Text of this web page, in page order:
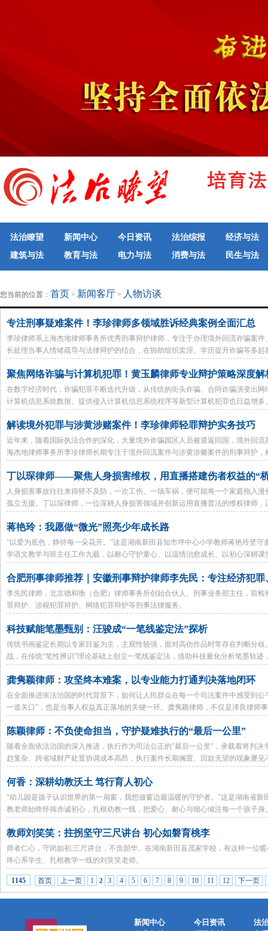
法治瞭望 新闻中心 今日资讯 法治综报
经济与法
建筑与法
教育与法 电力与法 消费与法
民生与法
地方法治联播
律师律所
您当前的位置： 首页 > 新闻客厅 > 人物访谈
专注刑事疑难案件！李珍律师多领域胜诉经典案例全面汇总
李珍律师系上海杰地律师事务所优秀刑事辩护律师，专注于办理境外回流诈骗案
长处理当事人情绪疏导与法律辩护的结合，在协助组织卖淫、学历提升诈骗等多
聚焦网络诈骗与计算机犯罪！黄玉麟律师专业辩护策略深度解
在数字经济时代，诈骗犯罪不断迭代升级，从传统的街头诈骗、合同诈骗演变出
计算机信息系统数据、提供侵入计算机信息系统程序等新型计算机犯罪也日益增
解读境外犯罪与涉黄涉赌案件！李珍律师轻罪辩护实务技巧
近年来，随着国际执法合作的深化，大量境外诈骗园区人员被遣返回国，境外回
海杰地律师事务所李珍律师长期专注于境外回流案件与涉黄涉赌案件的刑事辩护
丁以琛律师——聚焦人身损害维权，用直播搭建伤者权益的“
人身损害事故往往来得猝不及防，一次工伤、一场车祸，便可能将一个家庭拖入
孤立无援。丁以琛律师，一位深耕人身损害领域并创新运用直播普法的维权律师
蒋艳玲：我愿做“微光”照亮少年成长路
“以爱为底色，静待每一朵花开。”这是湖南新田县知市坪中心小学教师蒋艳玲坚
学语文教学与班主任工作九载，以耐心守护童心、以温情治愈成长、以初心深耕
合肥刑事律师推荐｜安徽刑事辩护律师李先民：专注经济犯
李先民律师，北京德和衡（合肥）律师事务所创始合伙人、刑事业务部主任，前
罪辩护、涉税犯罪辩护、网络犯罪辩护等刑事法律服务。
科技赋能笔墨甄别：汪骏成“一笔线鉴定法”探析
传统书画鉴定长期以专家目鉴为主，主观性较强，面对高仿作品时常存在判断分
战，在传统“笔性辨识”理论基础上创立一笔线鉴定法，借助科技量化分析笔墨轨
龚隽颖律师：攻坚终本难案，以专业能力打通判决落地闭环
在全面推进依法治国的时代背景下，如何让人民群众在每一个司法案件中感受到
一道关口”，也是当事人权益真正落地的关键一环。龚隽颖律师，不仅是泽良律
陈颖律师：不负使命担当，守护疑难执行的“最后一公里”
随着全面依法治国的深入推进，执行作为司法公正的"最后一公里"，承载着将判
趋复杂、跨省域财产处置协调成本高昂，执行案件长期搁置、回款无望的现象
何香：深耕幼教沃土 笃行育人初心
“幼儿园是孩子认识世界的第一扇窗，我想做窗边最温暖的守护者。”这是湖南省
教老师始终怀揣赤诚初心，扎根幼教一线，把爱心、耐心与细心倾注每一个孩子
教师刘笑笑：拄拐坚守三尺讲台 初心如磐育桃李
师者仁心，守岗如初;三尺讲台，不负韶华。在湖南新田县茂家学校，有这样一位
终心系学生、扎根教学一线的刘笑笑老师。
1145 首页 上一页 1 2 3 4 5 6 7 8 9 10 11 12 下一页
新闻中心 今日资讯
法